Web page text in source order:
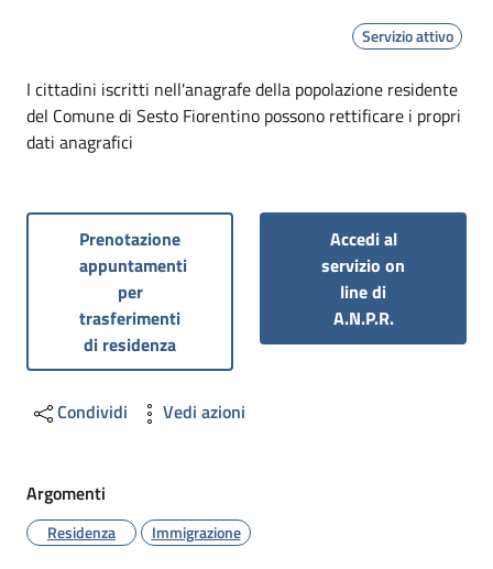
Servizio attivo
Dettagli
I cittadini iscritti nell'anagrafe della popolazione residente
del Comune di Sesto Fiorentino possono rettificare i propri
dati anagrafici
Prenotazione
appuntamenti
per
trasferimenti
di residenza
Accedi al
servizio on
line di
A.N.P.R.
Condividi Vedi azioni
Argomenti
Residenza Immigrazione